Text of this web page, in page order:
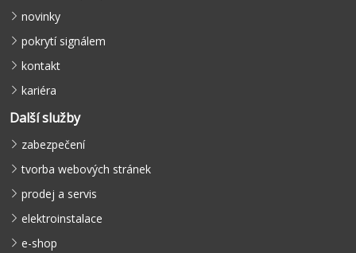
novinky
pokrytí signálem
kontakt
kariéra
Další služby
zabezpečení
tvorba webových stránek
prodej a servis
elektroinstalace
e-shop